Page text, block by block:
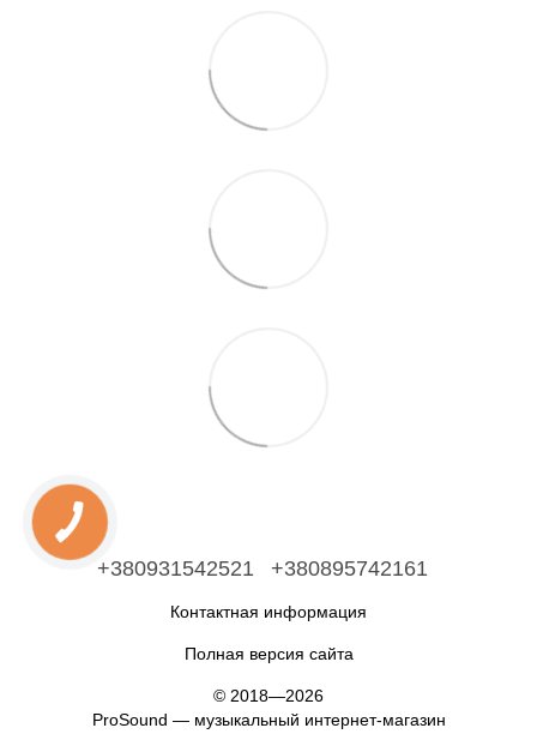
+380931542521 +380895742161
Контактная информация
Полная версия сайта
© 2018—2026
ProSound — музыкальный интернет-магазин